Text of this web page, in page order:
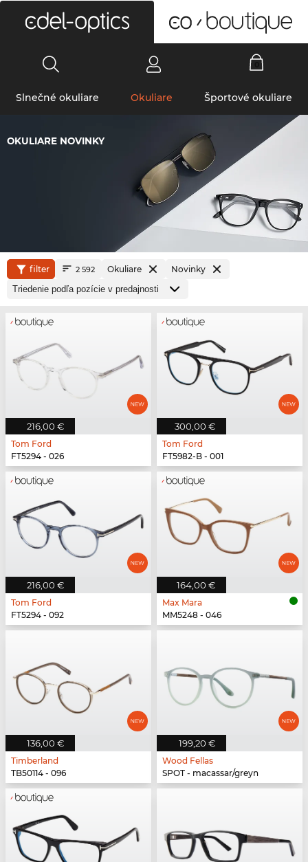
Slnečné okuliare Okuliare Športové okuliare
OKULIARE NOVINKY
filter 2 592 Okuliare Novinky
216,00 €
Tom Ford
FT5294 - 026
300,00 €
Tom Ford
FT5982-B - 001
216,00 €
Tom Ford
FT5294 - 092
164,00 €
Max Mara
MM5248 - 046
136,00 €
Timberland
TB50114 - 096
199,20 €
Wood Fellas
SPOT - macassar/greyn